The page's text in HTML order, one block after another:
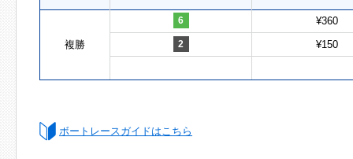
複勝
6 ¥360
2 ¥150
ボートレースガイドはこちら